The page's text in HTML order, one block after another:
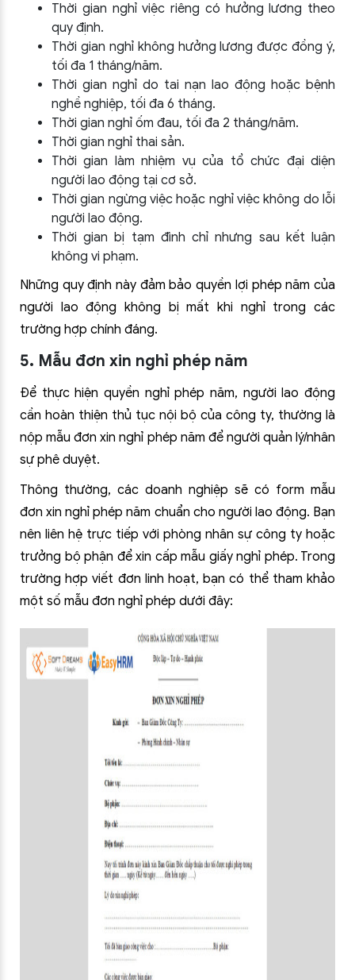
Thời gian nghỉ việc riêng có hưởng lương theo
quy định.
Thời gian nghỉ không hưởng lương được đồng ý,
tối đa 1 tháng/năm.
Thời gian nghỉ do tai nạn lao động hoặc bệnh
nghề nghiệp, tối đa 6 tháng.
Thời gian nghỉ ốm đau, tối đa 2 tháng/năm.
Thời gian nghỉ thai sản.
Thời gian làm nhiệm vụ của tổ chức đại diện
người lao động tại cơ sở.
Thời gian ngừng việc hoặc nghỉ việc không do lỗi
người lao động.
Thời gian bị tạm đình chỉ nhưng sau kết luận
không vi phạm.
Những quy định này đảm bảo quyền lợi phép năm của
người lao động không bị mất khi nghỉ trong các
trường hợp chính đáng.
5. Mẫu đơn xin nghỉ phép năm
Để thực hiện quyền nghỉ phép năm, người lao động
cần hoàn thiện thủ tục nội bộ của công ty, thường là
nộp mẫu đơn xin nghỉ phép năm để người quản lý/nhân
sự phê duyệt.
Thông thường, các doanh nghiệp sẽ có form mẫu
đơn xin nghỉ phép năm chuẩn cho người lao động. Bạn
nên liên hệ trực tiếp với phòng nhân sự công ty hoặc
trưởng bộ phận để xin cấp mẫu giấy nghỉ phép. Trong
trường hợp viết đơn linh hoạt, bạn có thể tham khảo
một số mẫu đơn nghỉ phép dưới đây: